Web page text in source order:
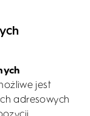
jest
adresowych